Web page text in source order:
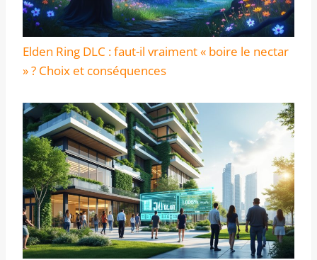
Elden Ring DLC : faut-il vraiment « boire le nectar
» ? Choix et conséquences